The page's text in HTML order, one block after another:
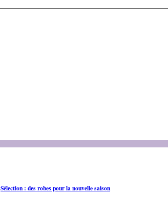
Sélection : des robes pour la nouvelle saison